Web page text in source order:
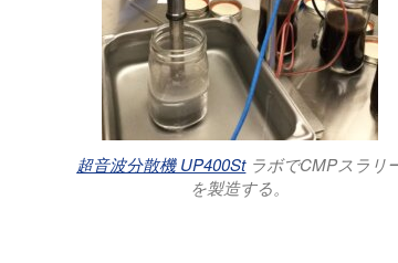
超音波分散機 UP400StラボでCMPスラリ
を製造する。